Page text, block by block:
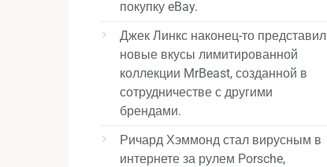
покупку eBay.
Джек Линкс наконец-то представил
новые вкусы лимитированной
коллекции MrBeast, созданной в
сотрудничестве с другими
брендами.
Ричард Хэммонд стал вирусным в
интернете за рулем Porsche,